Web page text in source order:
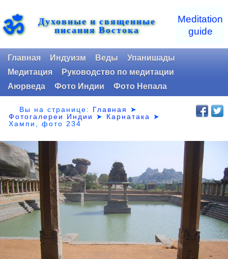
ॐ Духовные и священные
писания Востока
Meditation
guide
Главная Индуизм Веды
Упанишады
Медитация
Руководство по медитации
Аюрведа
Фото Индии Фото Непала
Вы на странице: Главная
➤
Фотогалереи Индии
➤ Карнатака
➤
Хампи, фото 234